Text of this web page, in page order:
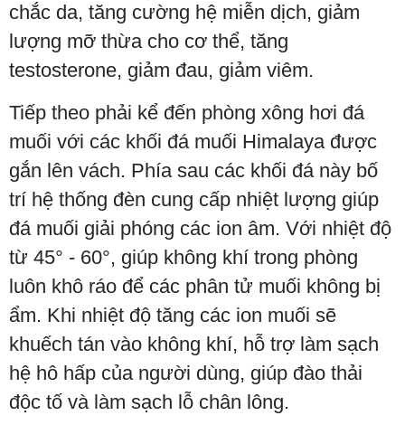
chắc da, tăng cường hệ miễn dịch, giảm
lượng mỡ thừa cho cơ thể, tăng
testosterone, giảm đau, giảm viêm.
Tiếp theo phải kể đến phòng xông hơi đá
muối với các khối đá muối Himalaya được
gắn lên vách. Phía sau các khối đá này bố
trí hệ thống đèn cung cấp nhiệt lượng giúp
đá muối giải phóng các ion âm. Với nhiệt độ
từ 45° - 60°, giúp không khí trong phòng
luôn khô ráo để các phân tử muối không bị
ẩm. Khi nhiệt độ tăng các ion muối sẽ
khuếch tán vào không khí, hỗ trợ làm sạch
hệ hô hấp của người dùng, giúp đào thải
độc tố và làm sạch lỗ chân lông.